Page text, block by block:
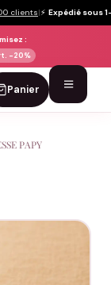
clients|⚡ Expédié sous
:
-20%
Panier
PAPY